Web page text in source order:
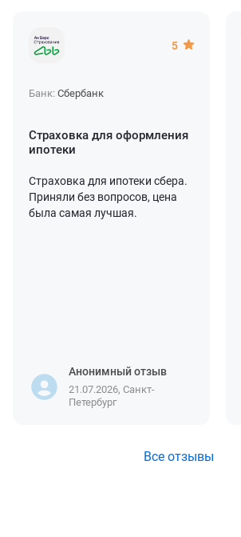
5
Банк: Сбербанк
Страховка для оформления
ипотеки
Страховка для ипотеки сбера.
Приняли без вопросов, цена
была самая лучшая.
Анонимный отзыв
21.07.2026, Санкт-
Петербург
Все отзывы